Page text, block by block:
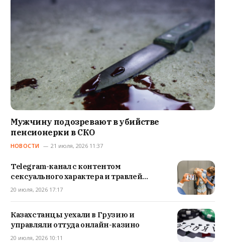
Мужчину подозревают в убийстве
пенсионерки в СКО
НОВОСТИ 21 июля, 2026 11:37
Telegram-канал с контентом
сексуального характера и травлей
20 июля, 2026 17:17
Казахстанцы уехали в Грузию и
управляли оттуда онлайн-казино
20 июля, 2026 10:11